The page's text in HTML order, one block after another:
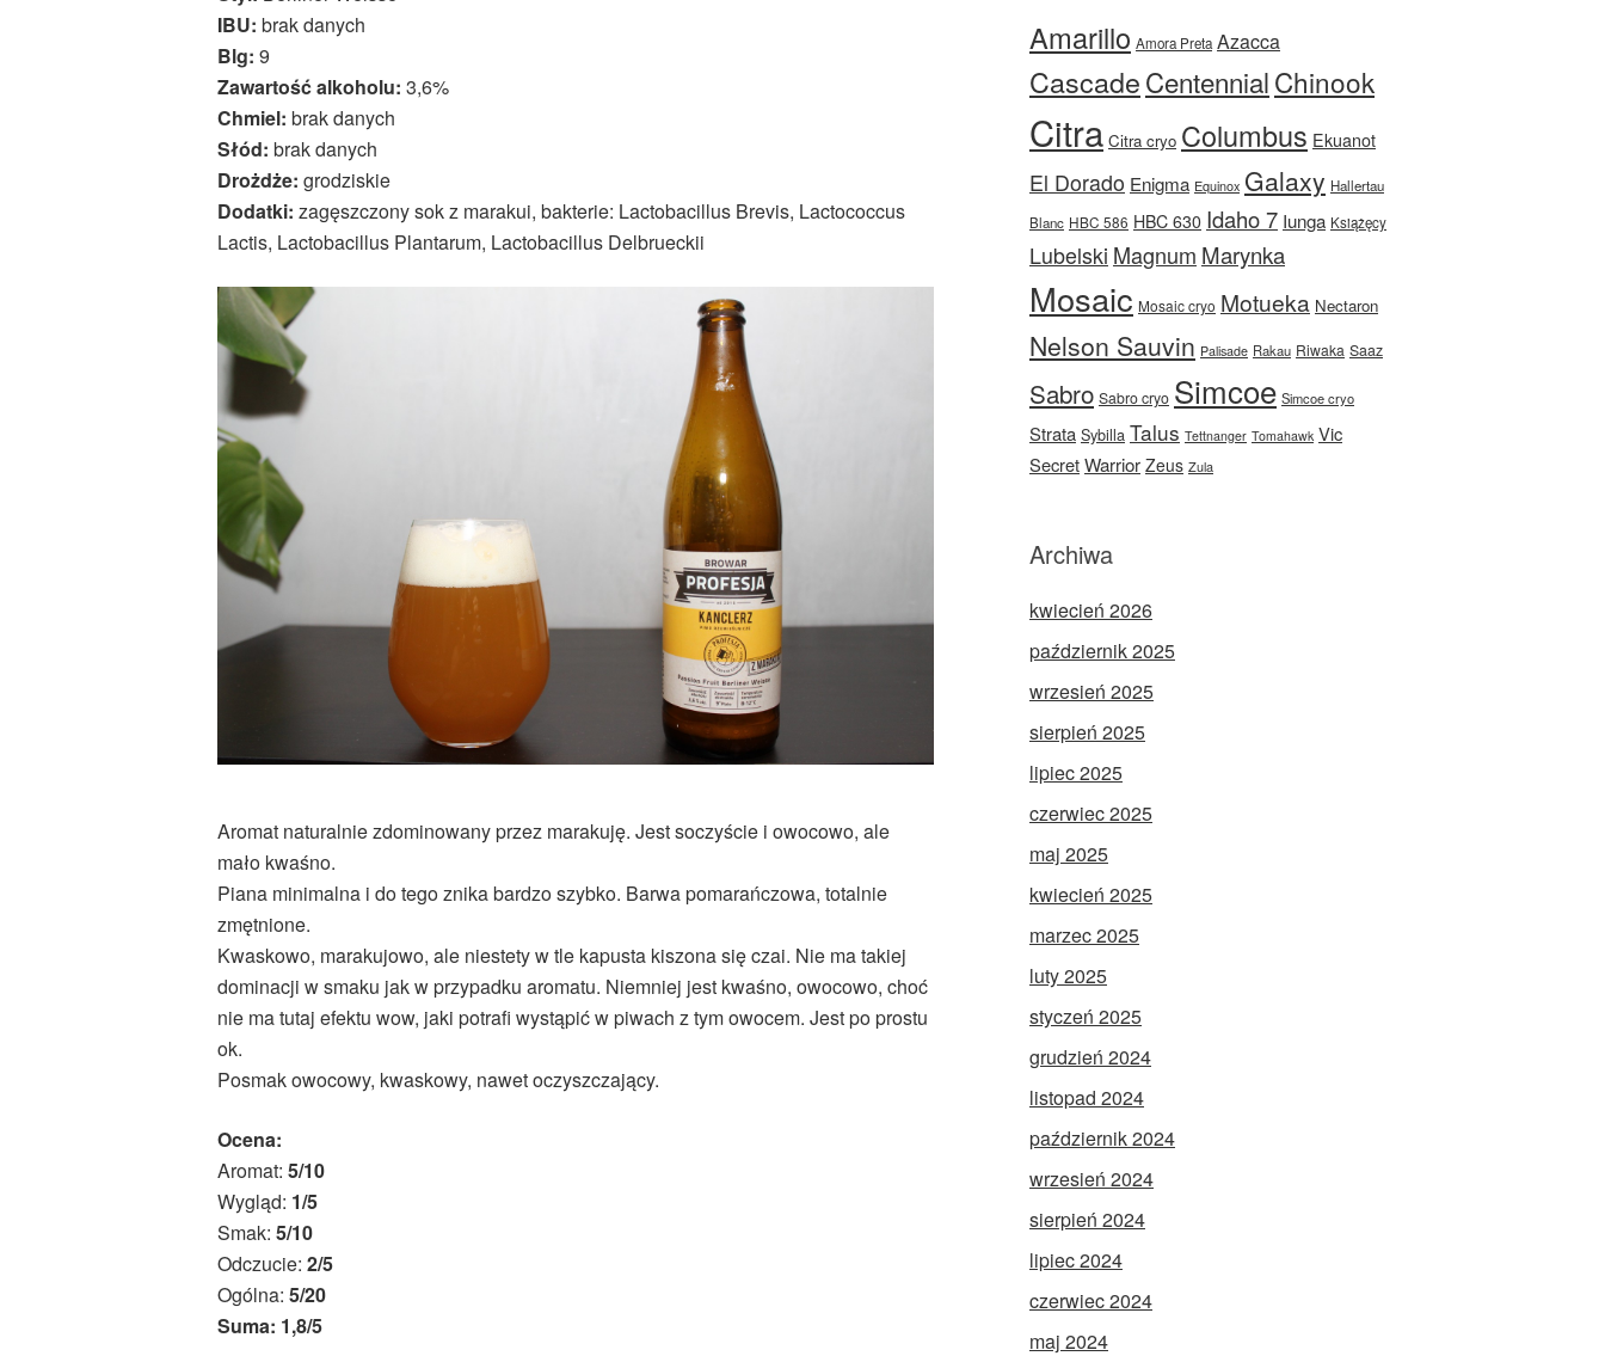
IBU: brak danych
Blg: 9
Zawartość alkoholu: 3,6%
Chmiel: brak danych
Słód: brak danych
Drożdże: grodziskie
Dodatki: zagęszczony sok z marakui, bakterie: Lactobacillus Brevis, Lactococcus
Lactis, Lactobacillus Plantarum, Lactobacillus Delbrueckii
Aromat naturalnie zdominowany przez marakuję. Jest soczyście i owocowo, ale
mało kwaśno.
Piana minimalna i do tego znika bardzo szybko. Barwa pomarańczowa, totalnie
zmętnione.
Kwaskowo, marakujowo, ale niestety w tle kapusta kiszona się czai. Nie ma takiej
dominacji w smaku jak w przypadku aromatu. Niemniej jest kwaśno, owocowo, choć
nie ma tutaj efektu wow, jaki potrafi wystąpić w piwach z tym owocem. Jest po prostu
ok.
Posmak owocowy, kwaskowy, nawet oczyszczający.
Ocena:
Aromat: 5/10
Wygląd: 1/5
Smak: 5/10
Odczucie: 2/5
Ogólna: 5/20
Suma: 1,8/5
Amarillo Amora Preta Azacca
CascadeCentennialChinook
Citra Citra cryo Columbus Ekuanot
El Dorado Enigma Equinox Galaxy Hallertau
Blanc HBC 586 HBC 630 Idaho 7 Iunga Książęcy
Lubelski Magnum Marynka
Mosaic Mosaic cryo Motueka Nectaron
Nelson Sauvin Palisade Rakau Riwaka Saaz
Sabro Sabro cryo Simcoe Simcoe cryo
Strata Sybilla Talus Tettnanger Tomahawk Vic
SecretWarrior Zeus Zula
Archiwa
kwiecień 2026
październik 2025
wrzesień 2025
sierpień 2025
lipiec 2025
czerwiec 2025
maj 2025
kwiecień 2025
marzec 2025
luty 2025
styczeń 2025
grudzień 2024
listopad 2024
październik 2024
wrzesień 2024
sierpień 2024
lipiec 2024
czerwiec 2024
maj 2024